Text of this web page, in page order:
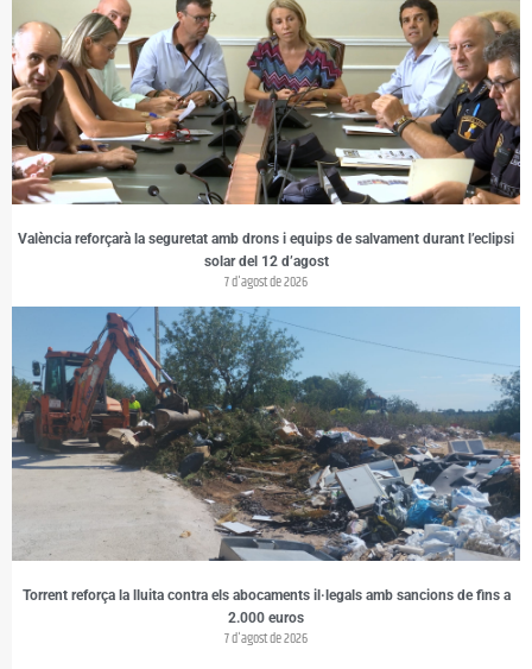
València reforçarà la seguretat amb drons i equips de salvament durant l’eclipsi
solar del 12 d’agost
7 d'agost de 2026
Torrent reforça la lluita contra els abocaments il·legals amb sancions de fins a
2.000 euros
7 d'agost de 2026